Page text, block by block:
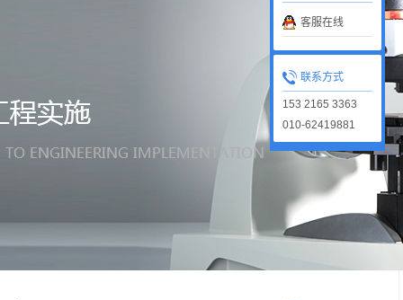
客服在线
联系方式
153 2165 3363
010-62419881